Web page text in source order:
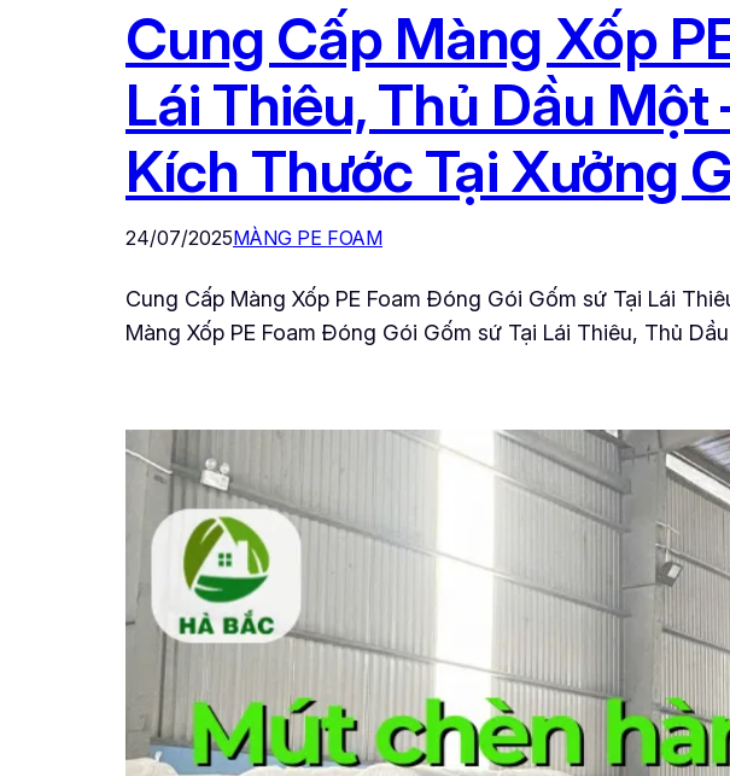
Cung Cấp Màng Xốp
Lái Thiêu, Thủ Dầu Một
Kích Thước Tại Xưởng
24/07/2025MÀNG PE FOAM
Cung Cấp Màng Xốp PE Foam Đóng Gói Gốm sứ Tại Lái
Màng Xốp PE Foam Đóng Gói Gốm sứ Tại Lái Thiêu, Thủ